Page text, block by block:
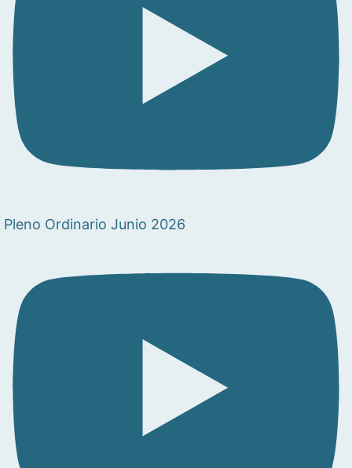
Pleno Ordinario Junio 2026